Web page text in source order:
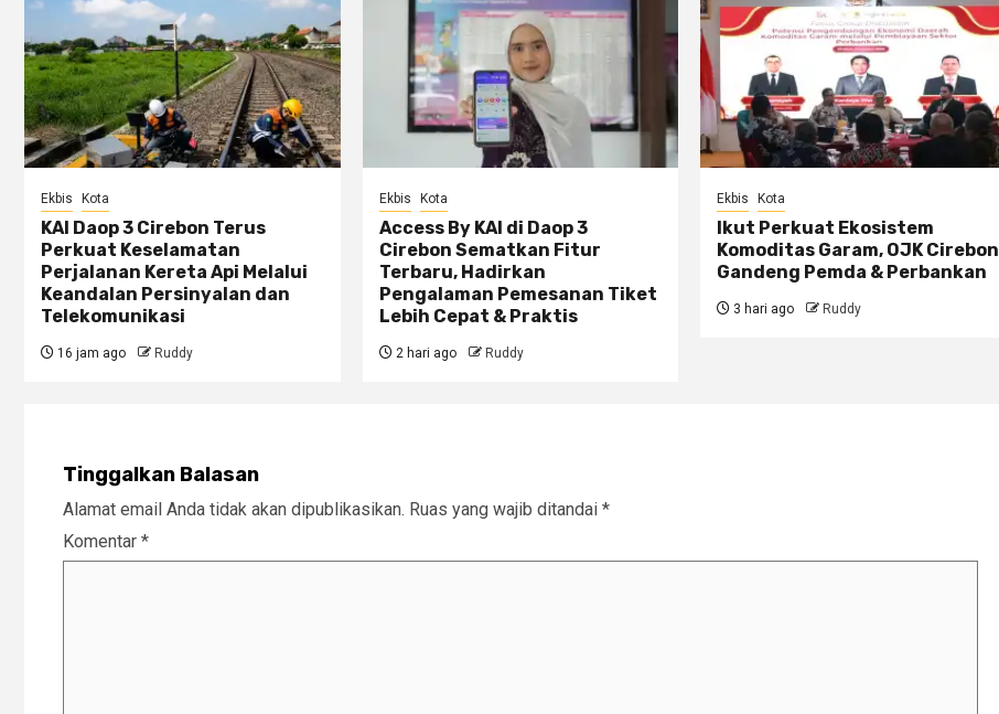
Ekbis Kota
KAI Daop 3 Cirebon Terus
Perkuat Keselamatan
Perjalanan Kereta Api Melalui
Keandalan Persinyalan dan
Telekomunikasi
16 jam ago Ruddy
Ekbis Kota
Access By KAI di Daop 3
Cirebon Sematkan Fitur
Terbaru, Hadirkan
Pengalaman Pemesanan Tiket
Lebih Cepat & Praktis
2 hari ago Ruddy
Ekbis Kota
Ikut Perkuat Ekosistem
Komoditas Garam, OJK Cirebon
Gandeng Pemda & Perbankan
3 hari ago Ruddy
Tinggalkan Balasan
Alamat email Anda tidak akan dipublikasikan. Ruas yang wajib ditandai *
Komentar *